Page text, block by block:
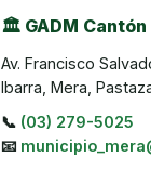
🏛️ GADM Cantón
Av. Francisco
Ibarra, Mera,
📞 (03) 279-5025
📧